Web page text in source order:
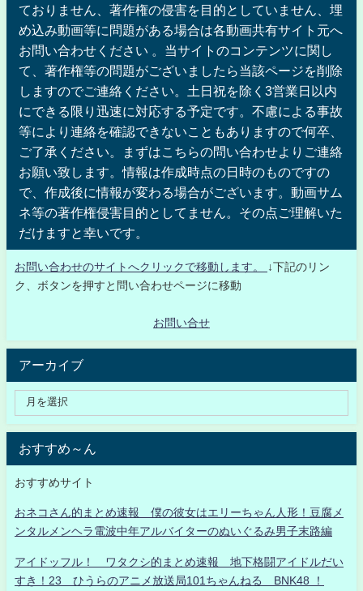
ておりません、著作権の侵害を目的としていません、埋
め込み動画等に問題がある場合は各動画共有サイト元へ
お問い合わせください 。当サイトのコンテンツに関し
て、著作権等の問題がございましたら当該ページを削除
しますのでご連絡ください。土日祝を除く3営業日以内
にできる限り迅速に対応する予定です。不慮による事故
等により連絡を確認できないこともありますので何卒、
ご了承ください。まずはこちらの問い合わせよりご連絡
お願い致します。情報は作成時点の日時のものですの
で、作成後に情報が変わる場合がございます。動画サム
ネ等の著作権侵害目的としてません。その点ご理解いた
だけますと幸いです。
お問い合わせのサイトへクリックで移動します。
↓下記のリン
ク、ボタンを押すと問い合わせページに移動
お問い合せ
アーカイブ
おすすめ～ん
おすすめサイト
おネコさん的まとめ速報 僕の彼女はエリーちゃん人形！豆腐メ
ンタルメンヘラ電波中年アルバイターのぬいぐるみ男子末路編
アイドッフル！ ワタクシ的まとめ速報 地下格闘アイドルだい
すき！23 ひうらのアニメ放送局101ちゃんねる BNK48 ！